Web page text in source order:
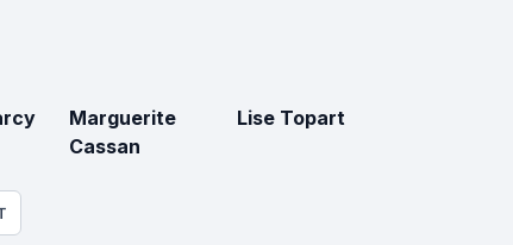
Marguerite
Cassan
Lise Topart